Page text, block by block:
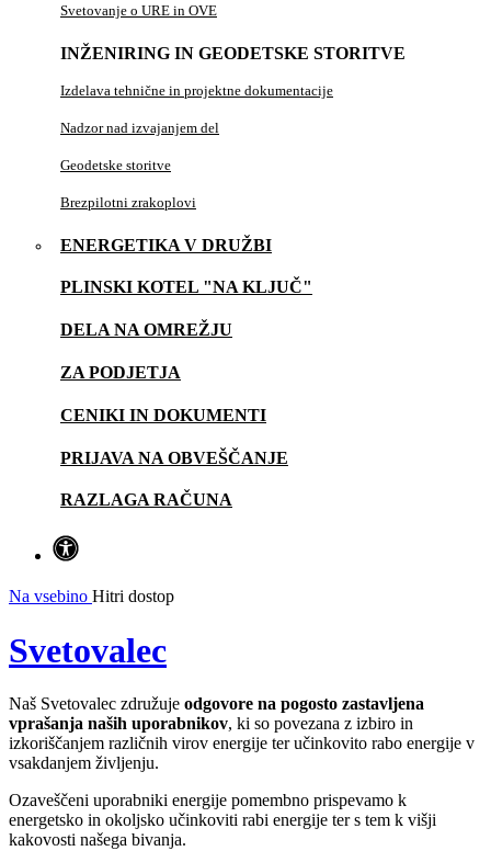
Svetovanje o URE in OVE
INŽENIRING IN GEODETSKE STORITVE
Izdelava tehnične in projektne dokumentacije
Nadzor nad izvajanjem del
Geodetske storitve
Brezpilotni zrakoplovi
ENERGETIKA V DRUŽBI
PLINSKI KOTEL "NA KLJUČ"
DELA NA OMREŽJU
ZA PODJETJA
CENIKI IN DOKUMENTI
PRIJAVA NA OBVEŠČANJE
RAZLAGA RAČUNA
Na vsebino Hitri dostop
Svetovalec
Naš Svetovalec združuje odgovore na pogosto zastavljena
vprašanja naših uporabnikov, ki so povezana z izbiro in
izkoriščanjem različnih virov energije ter učinkovito rabo energije v
vsakdanjem življenju.
Ozaveščeni uporabniki energije pomembno prispevamo k
energetsko in okoljsko učinkoviti rabi energije ter s tem k višji
kakovosti našega bivanja.